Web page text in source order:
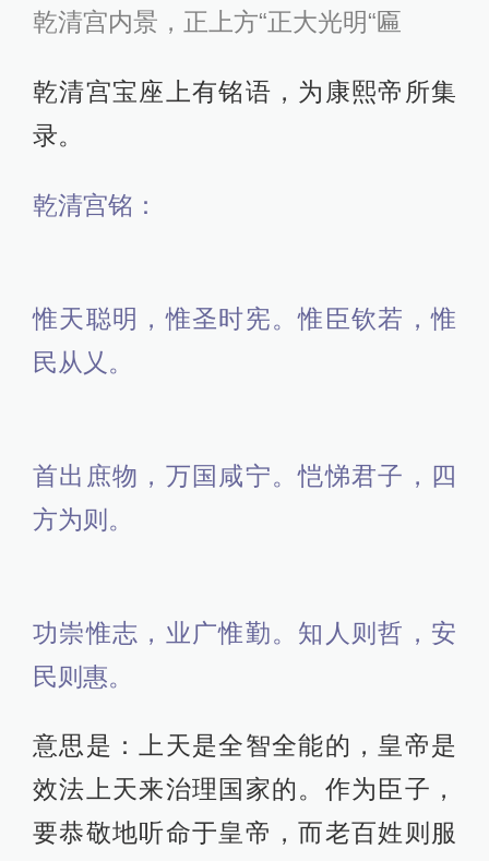
乾清宫内景，正上方“正大光明“匾
乾清宫宝座上有铭语，为康熙帝所集
录。
乾清宫铭：
惟天聪明，惟圣时宪。惟臣钦若，惟
民从乂。
首出庶物，万国咸宁。恺悌君子，四
方为则。
功崇惟志，业广惟勤。知人则哲，安
民则惠。
意思是：上天是全智全能的，皇帝是
效法上天来治理国家的。作为臣子，
要恭敬地听命于皇帝，而老百姓则服